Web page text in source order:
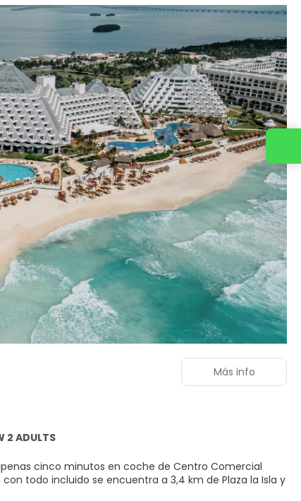
2 ADULTS
cinco minutos en coche de Centro Comercial
Más info
Contacta con nosotros